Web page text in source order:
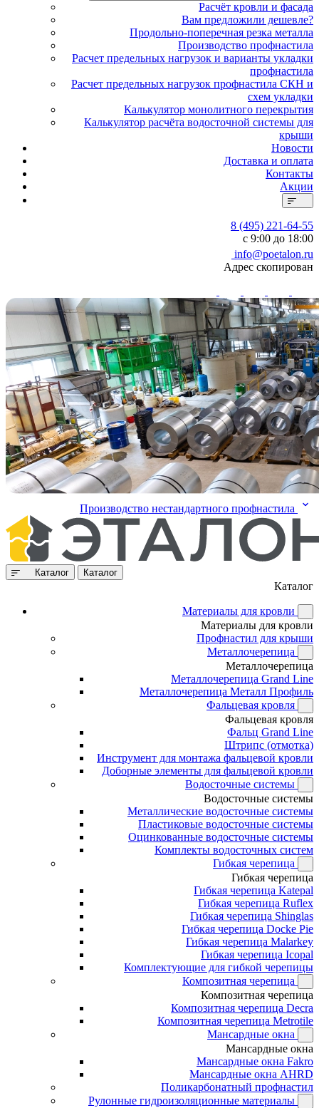
Расчёт кровли и фасада
Вам предложили дешевле?
Продольно-поперечная резка металла
Производство профнастила
Расчет предельных нагрузок и варианты укладки
профнастила
Расчет предельных нагрузок профнастила СКН и
схем укладки
Калькулятор монолитного перекрытия
Калькулятор расчёта водосточной системы для
крыши
Новости
Доставка и оплата
Контакты
Акции
8 (495) 221-64-55
с 9:00 до 18:00
info@poetalon.ru
Адрес скопирован
Производство нестандартного профнастила
Каталог Каталог
Каталог
Материалы для кровли
Материалы для кровли
Профнастил для крыши
Металлочерепица
Металлочерепица
Металлочерепица Grand Line
Металлочерепица Металл Профиль
Фальцевая кровля
Фальцевая кровля
Фальц Grand Line
Штрипс (отмотка)
Инструмент для монтажа фальцевой кровли
Доборные элементы для фальцевой кровли
Водосточные системы
Водосточные системы
Металлические водосточные системы
Пластиковые водосточные системы
Оцинкованные водосточные системы
Комплекты водосточных систем
Гибкая черепица
Гибкая черепица
Гибкая черепица Katepal
Гибкая черепица Ruflex
Гибкая черепица Shinglas
Гибкая черепица Docke Pie
Гибкая черепица Malarkey
Гибкая черепица Icopal
Комплектующие для гибкой черепицы
Композитная черепица
Композитная черепица
Композитная черепица Decra
Композитная черепица Metrotile
Мансардные окна
Мансардные окна
Мансардные окна Fakro
Мансардные окна AHRD
Поликарбонатный профнастил
Рулонные гидроизоляционные материалы